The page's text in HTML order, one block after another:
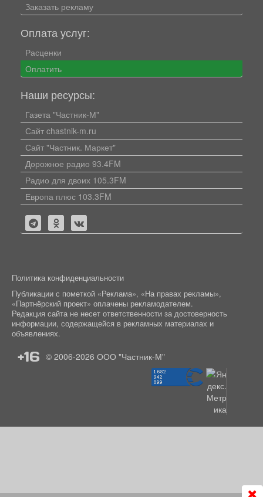
Заказать рекламу
Оплата услуг:
Расценки
Оплатить
Наши ресурсы:
Газета "Частник-М"
Сайт chastnik-m.ru
Сайт "Частник. Маркет"
Дорожное радио 93.4FM
Радио для двоих 105.3FM
Европа плюс 103.3FM
Политика конфиденциальности
Публикации с пометкой «Реклама», «На правах рекламы»,
«Партнёрский проект» оплачены рекламодателем.
Редакция сайта не несет ответственности за достоверность
информации, содержащейся в рекламных материалах и
объявлениях.
+16 © 2006-2026 ООО "Частник-М"